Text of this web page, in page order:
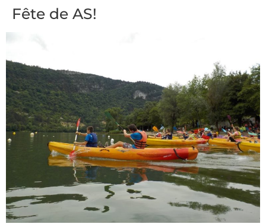
Fête de AS!